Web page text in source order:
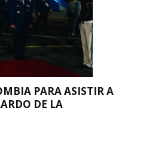
PARA ASISTIR A
DE LA